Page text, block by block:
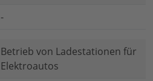
-
Betrieb von Ladestationen für
Elektroautos